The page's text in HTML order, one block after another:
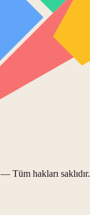
— Tüm hakları saklıdır.